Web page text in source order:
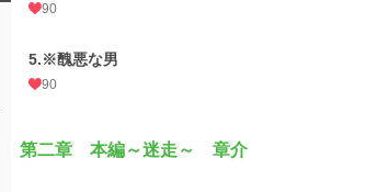
90
5.※醜悪な男
90
第二章 本編～迷走～ 章介